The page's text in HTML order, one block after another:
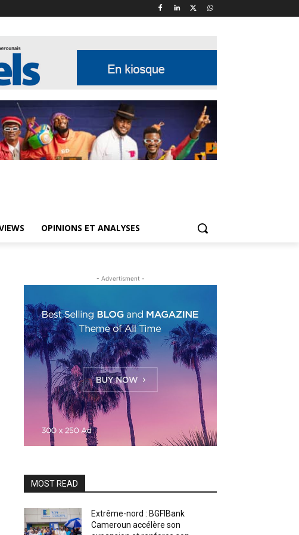
OPINIONS ET ANALYSES
- Advertisment -
MOST READ
Extrême-nord : BGFIBank
Cameroun accélère son